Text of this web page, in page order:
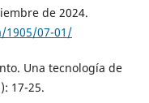
de 2024.
1905/07-01/
Una tecnología de
17-25.